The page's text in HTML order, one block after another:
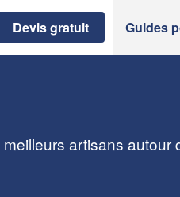
Devis gratuit Guides
artisans autour